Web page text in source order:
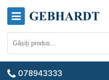
078943333